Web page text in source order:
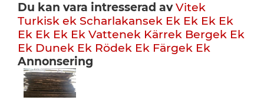
Du kan vara intresserad av Vitek
Turkisk ek Scharlakansek Ek Ek Ek Ek
Ek Ek Ek Ek Vattenek Kärrek Bergek Ek
Ek Dunek Ek Rödek Ek Färgek Ek
Annonsering